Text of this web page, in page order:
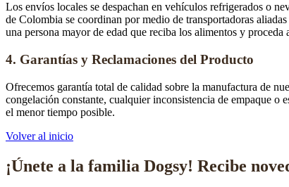
Los envíos locales se despachan en vehículos refrigerados o
de Colombia se coordinan por medio de transportadoras
una persona mayor de edad que reciba los alimentos y proceda
4. Garantías y Reclamaciones del Producto
Ofrecemos garantía total de calidad sobre la manufactura de
congelación constante, cualquier inconsistencia de empaque o
el menor tiempo posible.
Volver al inicio
¡Únete a la familia Dogsy! Recibe